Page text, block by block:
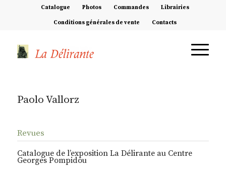
Catalogue Photos Commandes Librairies
Conditions générales de vente Contacts
Paolo Vallorz
Revues
Catalogue de l’exposition La Délirante au Centre
Georges Pompidou